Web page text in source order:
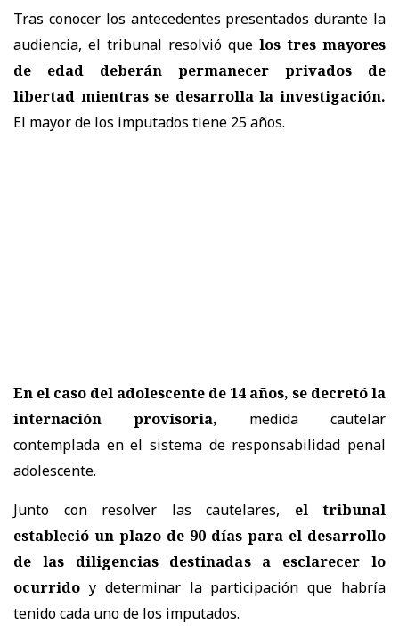
Tras conocer los antecedentes presentados durante la
audiencia, el tribunal resolvió que los tres mayores
de edad deberán permanecer privados de
libertad mientras se desarrolla la investigación.
El mayor de los imputados tiene 25 años.
En el caso del adolescente de 14 años, se decretó la
internación provisoria, medida cautelar
contemplada en el sistema de responsabilidad penal
adolescente.
Junto con resolver las cautelares, el tribunal
estableció un plazo de 90 días para el desarrollo
de las diligencias destinadas a esclarecer lo
ocurrido y determinar la participación que habría
tenido cada uno de los imputados.